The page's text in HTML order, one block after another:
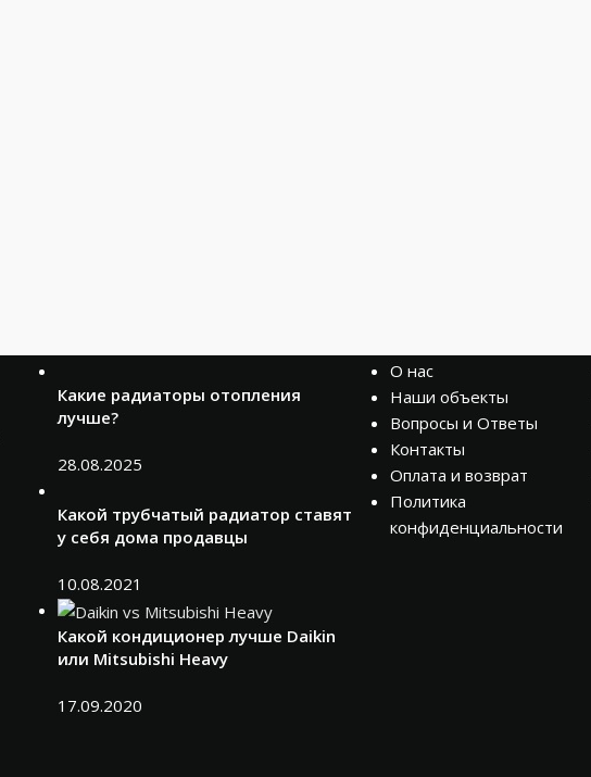
Какие радиаторы отопления
лучше?
28.08.2025
Какой трубчатый радиатор ставят
у себя дома продавцы
10.08.2021
Какой кондиционер лучше Daikin
или Mitsubishi Heavy
17.09.2020
О нас
Наши объекты
Вопросы и Ответы
Контакты
Оплата и возврат
Политика
конфиденциальности